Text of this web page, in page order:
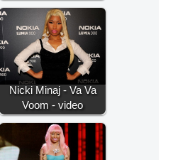
Nicki Minaj - Va Va
Voom - video